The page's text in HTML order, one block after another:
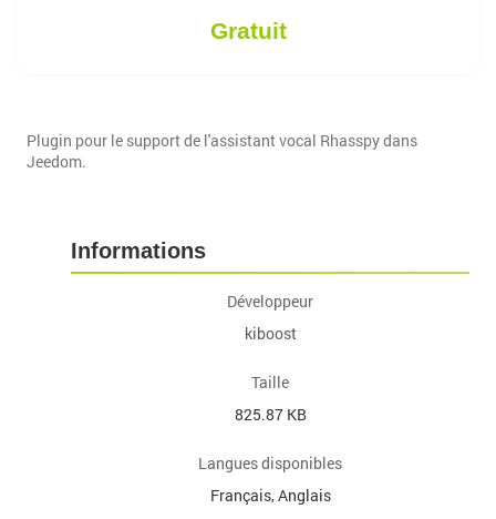
Gratuit
Plugin pour le support de l'assistant vocal Rhasspy dans
Jeedom.
Informations
Développeur
kiboost
Taille
825.87 KB
Langues disponibles
Français, Anglais